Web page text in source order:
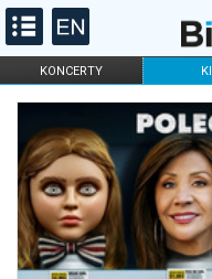
KONCERTY
FILHARMONIA
DLA DZIECI